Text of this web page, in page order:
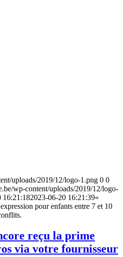
ou s’il s’agit d’un contrat lié à des
de recevoir la prime, est
. Connectez-vous avec votre carte
et complétez vos informations.